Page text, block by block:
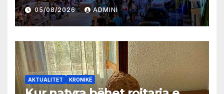
05/08/2026 ADMINI
AKTUALITET KRONIKË